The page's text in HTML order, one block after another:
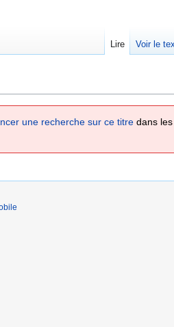
une recherche sur ce titre dans
Lire Voir le